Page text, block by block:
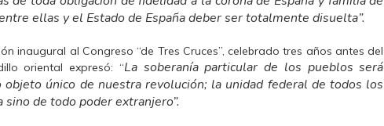
ellas y el Estado de España deber ser totalmente disuelta”.
inaugural al Congreso “de Tres Cruces”, celebrado tres años antes del
oriental expresó: “La soberanía particular de los pueblos será
único de nuestra revolución; la unidad federal de todos los
de todo poder extranjero”.